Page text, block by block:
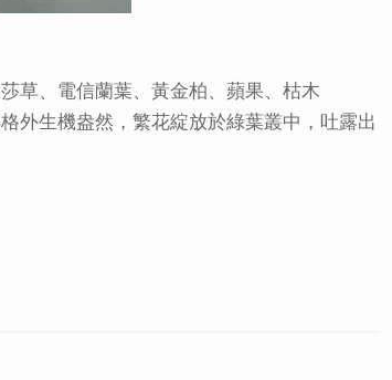
草、電信蘭葉、黃金柏、蘋果、枯木
外生機盎然，繁花綻放於綠葉叢中，吐露出